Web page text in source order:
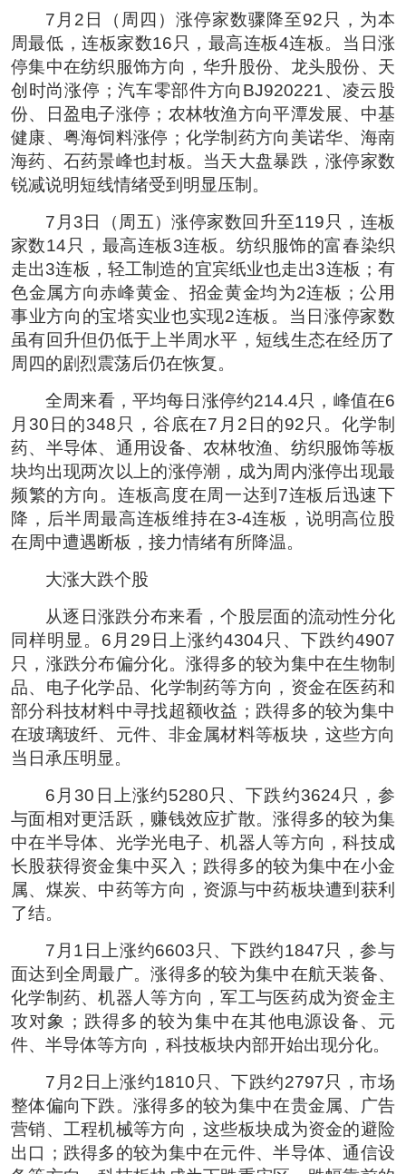
7月2日（周四）涨停家数骤降至92只，为本
周最低，连板家数16只，最高连板4连板。当日涨
停集中在纺织服饰方向，华升股份、龙头股份、天
创时尚涨停；汽车零部件方向BJ920221、凌云股
份、日盈电子涨停；农林牧渔方向平潭发展、中基
健康、粤海饲料涨停；化学制药方向美诺华、海南
海药、石药景峰也封板。当天大盘暴跌，涨停家数
锐减说明短线情绪受到明显压制。
7月3日（周五）涨停家数回升至119只，连板
家数14只，最高连板3连板。纺织服饰的富春染织
走出3连板，轻工制造的宜宾纸业也走出3连板；有
色金属方向赤峰黄金、招金黄金均为2连板；公用
事业方向的宝塔实业也实现2连板。当日涨停家数
虽有回升但仍低于上半周水平，短线生态在经历了
周四的剧烈震荡后仍在恢复。
全周来看，平均每日涨停约214.4只，峰值在6
月30日的348只，谷底在7月2日的92只。化学制
药、半导体、通用设备、农林牧渔、纺织服饰等板
块均出现两次以上的涨停潮，成为周内涨停出现最
频繁的方向。连板高度在周一达到7连板后迅速下
降，后半周最高连板维持在3-4连板，说明高位股
在周中遭遇断板，接力情绪有所降温。
大涨大跌个股
从逐日涨跌分布来看，个股层面的流动性分化
同样明显。6月29日上涨约4304只、下跌约4907
只，涨跌分布偏分化。涨得多的较为集中在生物制
品、电子化学品、化学制药等方向，资金在医药和
部分科技材料中寻找超额收益；跌得多的较为集中
在玻璃玻纤、元件、非金属材料等板块，这些方向
当日承压明显。
6月30日上涨约5280只、下跌约3624只，参
与面相对更活跃，赚钱效应扩散。涨得多的较为集
中在半导体、光学光电子、机器人等方向，科技成
长股获得资金集中买入；跌得多的较为集中在小金
属、煤炭、中药等方向，资源与中药板块遭到获利
了结。
7月1日上涨约6603只、下跌约1847只，参与
面达到全周最广。涨得多的较为集中在航天装备、
化学制药、机器人等方向，军工与医药成为资金主
攻对象；跌得多的较为集中在其他电源设备、元
件、半导体等方向，科技板块内部开始出现分化。
7月2日上涨约1810只、下跌约2797只，市场
整体偏向下跌。涨得多的较为集中在贵金属、广告
营销、工程机械等方向，这些板块成为资金的避险
出口；跌得多的较为集中在元件、半导体、通信设